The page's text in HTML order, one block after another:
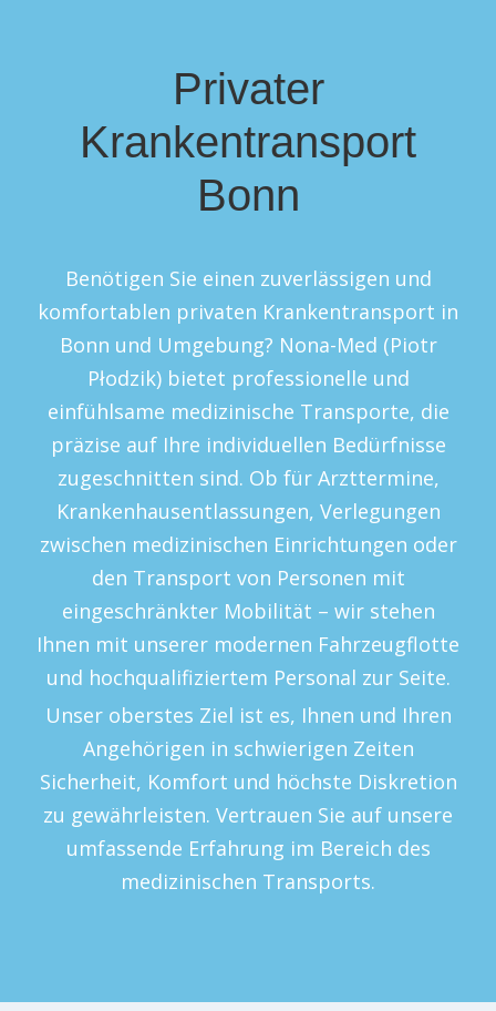
Privater
Krankentransport
Bonn
Benötigen Sie einen zuverlässigen und
komfortablen privaten Krankentransport in
Bonn und Umgebung? Nona-Med (Piotr
Płodzik) bietet professionelle und
einfühlsame medizinische Transporte, die
präzise auf Ihre individuellen Bedürfnisse
zugeschnitten sind. Ob für Arzttermine,
Krankenhausentlassungen, Verlegungen
zwischen medizinischen Einrichtungen oder
den Transport von Personen mit
eingeschränkter Mobilität – wir stehen
Ihnen mit unserer modernen Fahrzeugflotte
und hochqualifiziertem Personal zur Seite.
Unser oberstes Ziel ist es, Ihnen und Ihren
Angehörigen in schwierigen Zeiten
Sicherheit, Komfort und höchste Diskretion
zu gewährleisten. Vertrauen Sie auf unsere
umfassende Erfahrung im Bereich des
medizinischen Transports.